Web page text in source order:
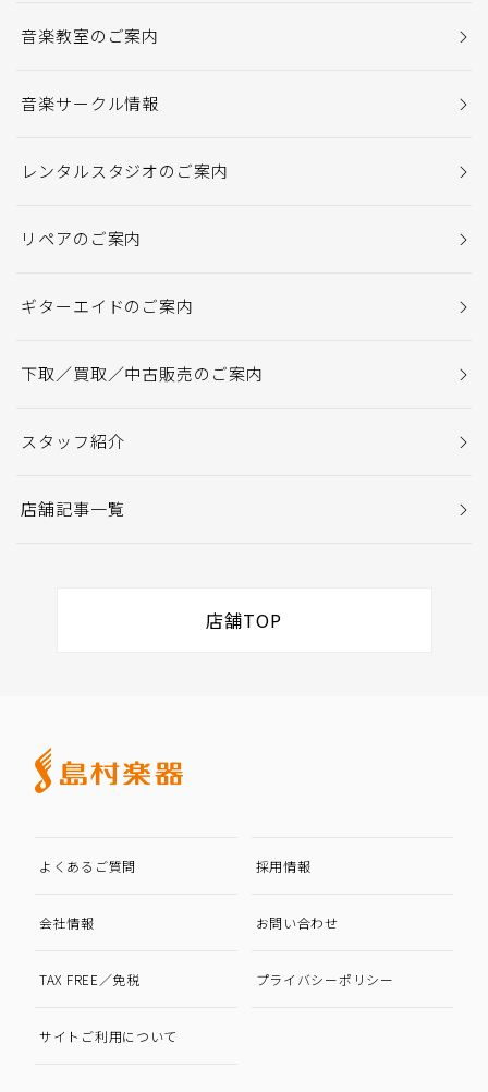
音楽教室のご案内
音楽サークル情報
レンタルスタジオのご案内
リペアのご案内
ギターエイドのご案内
下取／買取／中古販売のご案内
スタッフ紹介
店舗記事一覧
店舗TOP
よくあるご質問 採用情報
会社情報 お問い合わせ
TAX FREE／免税 プライバシーポリシー
サイトご利用について